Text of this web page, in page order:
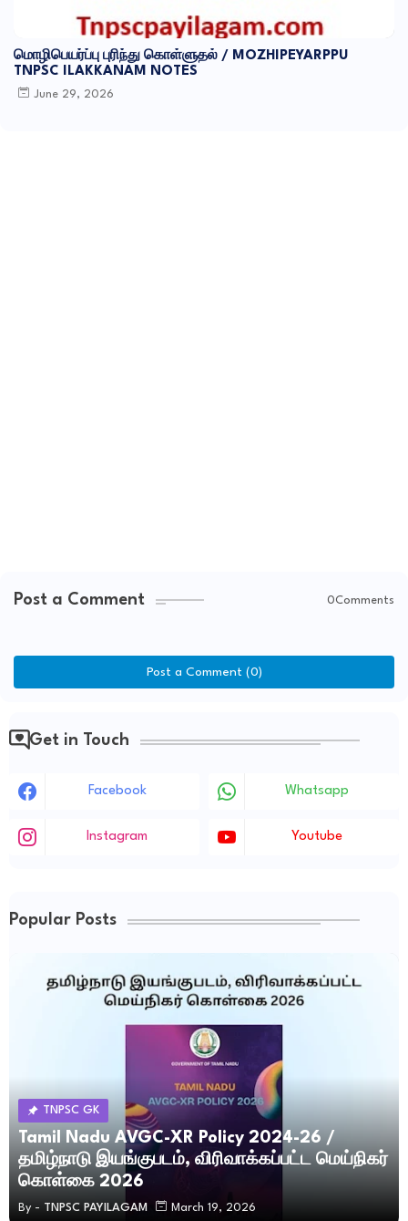
மொழிபெயர்ப்பு புரிந்து கொள்ளுதல் / MOZHIPEYARPPU
TNPSC ILAKKANAM NOTES
June 29, 2026
Post a Comment 0Comments
Post a Comment (0)
Get in Touch
Facebook Whatsapp
Instagram Youtube
Popular Posts
TNPSC GK
Tamil Nadu AVGC-XR Policy 2024-26 /
தமிழ்நாடு இயங்குபடம், விரிவாக்கப்பட்ட மெய்நிகர்
கொள்கை 2026
By - TNPSC PAYILAGAM March 19, 2026